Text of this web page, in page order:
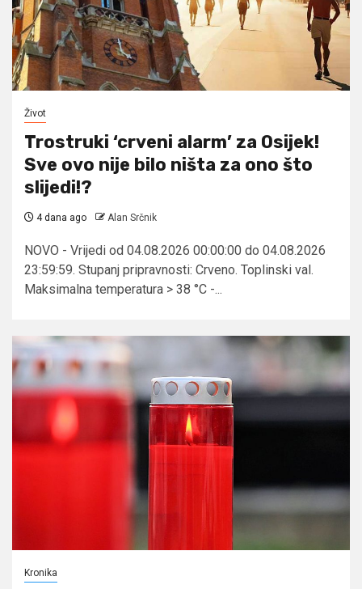
Život
Trostruki ‘crveni alarm’ za Osijek!
Sve ovo nije bilo ništa za ono što
slijedi!?
4 dana ago Alan Srčnik
NOVO - Vrijedi od 04.08.2026 00:00:00 do 04.08.2026
23:59:59. Stupanj pripravnosti: Crveno. Toplinski val.
Maksimalna temperatura > 38 °C -...
Kronika